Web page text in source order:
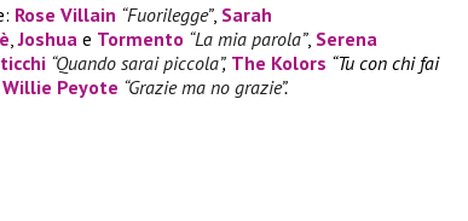
Rose Villain “Fuorilegge”, Sarah
,Joshua e Tormento “La mia parola”, Serena
“Quando sarai piccola”, The Kolors “Tu con chi fai
Willie Peyote “Grazie ma no grazie”.